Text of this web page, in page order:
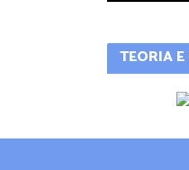
TEORIA